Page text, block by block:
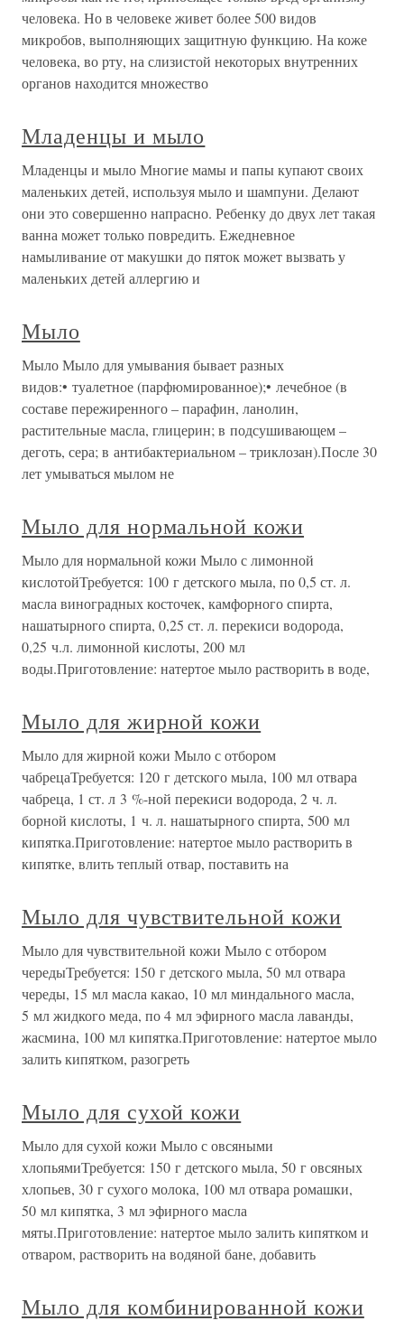
человека. Но в человеке живет более 500 видов
микробов, выполняющих защитную функцию. На коже
человека, во рту, на слизистой некоторых внутренних
органов находится множество
Младенцы и мыло
Младенцы и мыло Многие мамы и папы купают своих
маленьких детей, используя мыло и шампуни. Делают
они это совершенно напрасно. Ребенку до двух лет такая
ванна может только повредить. Ежедневное
намыливание от макушки до пяток может вызвать у
маленьких детей аллергию и
Мыло
Мыло Мыло для умывания бывает разных
видов:• туалетное (парфюмированное);• лечебное (в
составе пережиренного – парафин, ланолин,
растительные масла, глицерин; в подсушивающем –
деготь, сера; в антибактериальном – триклозан).После 30
лет умываться мылом не
Мыло для нормальной кожи
Мыло для нормальной кожи Мыло с лимонной
кислотойТребуется: 100 г детского мыла, по 0,5 ст. л.
масла виноградных косточек, камфорного спирта,
нашатырного спирта, 0,25 ст. л. перекиси водорода,
0,25 ч.л. лимонной кислоты, 200 мл
воды.Приготовление: натертое мыло растворить в воде,
Мыло для жирной кожи
Мыло для жирной кожи Мыло с отбором
чабрецаТребуется: 120 г детского мыла, 100 мл отвара
чабреца, 1 ст. л 3 %-ной перекиси водорода, 2 ч. л.
борной кислоты, 1 ч. л. нашатырного спирта, 500 мл
кипятка.Приготовление: натертое мыло растворить в
кипятке, влить теплый отвар, поставить на
Мыло для чувствительной кожи
Мыло для чувствительной кожи Мыло с отбором
чередыТребуется: 150 г детского мыла, 50 мл отвара
череды, 15 мл масла какао, 10 мл миндального масла,
5 мл жидкого меда, по 4 мл эфирного масла лаванды,
жасмина, 100 мл кипятка.Приготовление: натертое мыло
залить кипятком, разогреть
Мыло для сухой кожи
Мыло для сухой кожи Мыло с овсяными
хлопьямиТребуется: 150 г детского мыла, 50 г овсяных
хлопьев, 30 г сухого молока, 100 мл отвара ромашки,
50 мл кипятка, 3 мл эфирного масла
мяты.Приготовление: натертое мыло залить кипятком и
отваром, растворить на водяной бане, добавить
Мыло для комбинированной кожи